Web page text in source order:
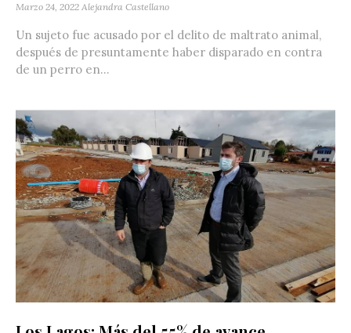
Marzo 24, 2022 Alejandra Castellano
Un sujeto fue acusado por el delito de maltrato animal,
después de presuntamente haber disparado en contra
de un perro en...